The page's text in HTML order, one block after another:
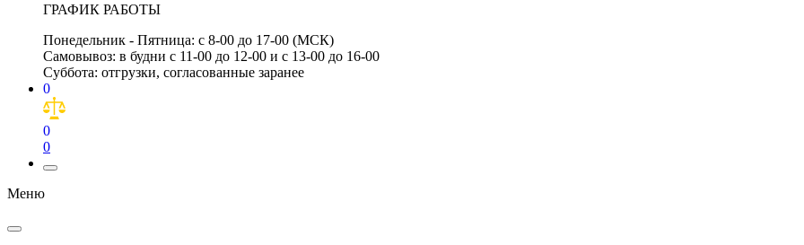
ГРАФИК РАБОТЫ
Понедельник - Пятница: с 8-00 до 17-00 (МСК)
Самовывоз: в будни с 11-00 до 12-00 и с 13-00 до 16-00
Суббота: отгрузки, согласованные заранее
0
0
0
Меню